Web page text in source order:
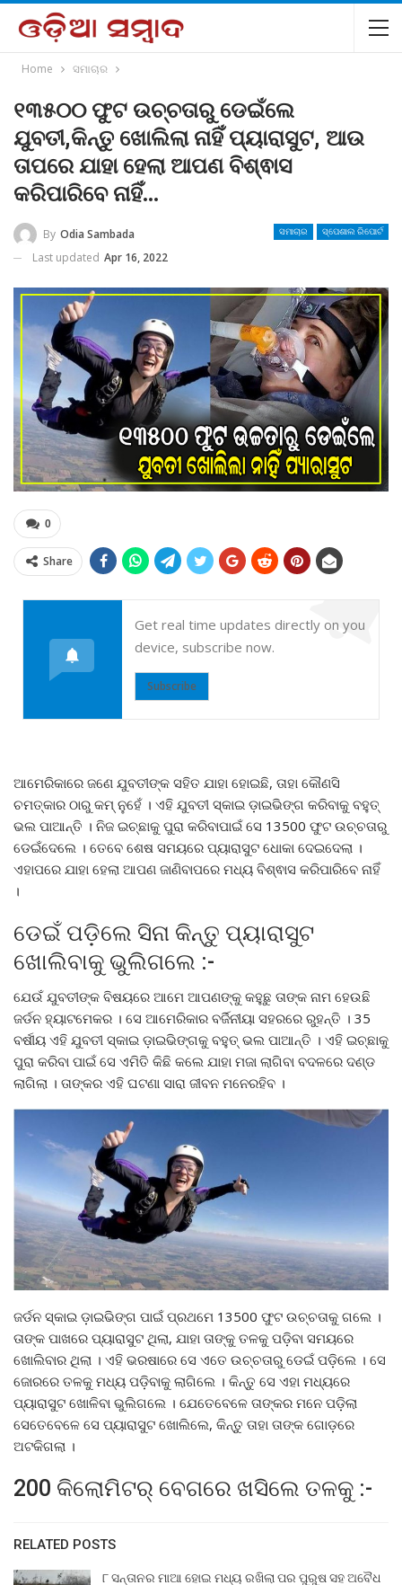
Home ସମାଚାର
୧୩୫୦୦ ଫୁଟ ଉଚ୍ଚତାରୁ ଡେଇଁଲେ
ଯୁବତୀ,କିନ୍ତୁ ଖୋଲିଲା ନାହିଁ ପ୍ୟାରାସୁଟ, ଆଉ
ତାପରେ ଯାହା ହେଲା ଆପଣ ବିଶ୍ଵାସ
କରିପାରିବେ ନାହିଁ…
ସମାଚାର ସ୍ପେଶାଲ ରିପୋର୍ଟ
By Odia Sambada
Last updated Apr 16, 2022
0
Share
Get real time updates directly on you
device, subscribe now.
Subscribe
ଆମେରିକାରେ ଜଣେ ଯୁବତୀଙ୍କ ସହିତ ଯାହା ହୋଇଛି, ତାହା କୌଣସି
ଚମତ୍କାର ଠାରୁ କମ୍ ନୁହେଁ । ଏହି ଯୁବତୀ ସ୍କାଇ ଡ଼ାଇଭିଙ୍ଗ କରିବାକୁ ବହୁତ୍
ଭଲ ପାଆନ୍ତି । ନିଜ ଇଚ୍ଛାକୁ ପୁରା କରିବାପାଇଁ ସେ 13500 ଫୁଟ ଉଚ୍ଚତାରୁ
ଡେଇଁଦେଲେ । ତେବେ ଶେଷ ସମୟରେ ପ୍ୟାରାସୁଟ ଧୋକା ଦେଇଦେଲା ।
ଏହାପରେ ଯାହା ହେଲା ଆପଣ ଜାଣିବାପରେ ମଧ୍ୟ ବିଶ୍ଵାସ କରିପାରିବେ ନାହିଁ
।
ଡେଇଁ ପଡ଼ିଲେ ସିନା କିନ୍ତୁ ପ୍ୟାରାସୁଟ
ଖୋଲିବାକୁ ଭୁଲିଗଲେ :-
ଯେଉଁ ଯୁବତୀଙ୍କ ବିଷୟରେ ଆମେ ଆପଣଙ୍କୁ କହୁଛୁ ତାଙ୍କ ନାମ ହେଉଛି
ଜର୍ଡନ ହ୍ୟାଟମେକର । ସେ ଆମେରିକାର ବର୍ଜିନୀୟା ସହରରେ ରୁହନ୍ତି । 35
ବର୍ଷୀୟ ଏହି ଯୁବତୀ ସ୍କାଇ ଡ଼ାଇଭିଙ୍ଗକୁ ବହୁତ୍ ଭଲ ପାଆନ୍ତି । ଏହି ଇଚ୍ଛାକୁ
ପୁରା କରିବା ପାଇଁ ସେ ଏମିତି କିଛି କଲେ ଯାହା ମଜା ଲାଗିବା ବଦଳରେ ଦଣ୍ଡ
ଲାଗିଲା । ତାଙ୍କର ଏହି ଘଟଣା ସାରା ଜୀବନ ମନେରହିବ ।
ଜର୍ଡନ ସ୍କାଇ ଡ଼ାଇଭିଙ୍ଗ ପାଇଁ ପ୍ରଥମେ 13500 ଫୁଟ ଉଚ୍ଚତାକୁ ଗଲେ ।
ତାଙ୍କ ପାଖରେ ପ୍ୟାରାସୁଟ ଥିଲା, ଯାହା ତାଙ୍କୁ ତଳକୁ ପଡ଼ିବା ସମୟରେ
ଖୋଲିବାର ଥିଲା । ଏହି ଭରଷାରେ ସେ ଏତେ ଉଚ୍ଚତାରୁ ଡେଇଁ ପଡ଼ିଲେ । ସେ
ଜୋରରେ ତଳକୁ ମଧ୍ୟ ପଡ଼ିବାକୁ ଲାଗିଲେ । କିନ୍ତୁ ସେ ଏହା ମଧ୍ୟରେ
ପ୍ୟାରାସୁଟ ଖୋଳିବା ଭୁଲିଗଲେ । ଯେତେବେଳେ ତାଙ୍କର ମନେ ପଡ଼ିଲା
ସେତେବେଳେ ସେ ପ୍ୟାରାସୁଟ ଖୋଲିଲେ, କିନ୍ତୁ ତାହା ତାଙ୍କ ଗୋଡ଼ରେ
ଅଟକିଗଲା ।
200 କିଲୋମିଟର୍ ବେଗରେ ଖସିଲେ ତଳକୁ :-
RELATED POSTS
୮ ସନ୍ତାନର ମାଆ ହୋଇ ମଧ୍ୟ ରଖିଲା ପର ପୁରୁଷ ସହ ଅବୈଧ